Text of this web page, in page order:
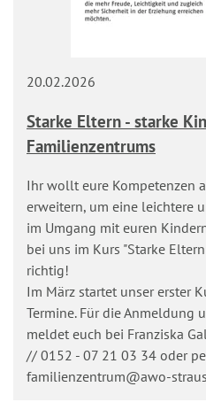
20.02.2026
Starke Eltern - starke
Familienzentrums
Ihr wollt eure Kompetenzen
erweitern, um eine leichtere
im Umgang mit euren
bei uns im Kurs "Starke
richtig!
Im März startet unser erster
Termine. Für die Anmeldung
meldet euch bei Franziska
// 0152 - 07 21 03 34 oder
familienzentrum@awo-